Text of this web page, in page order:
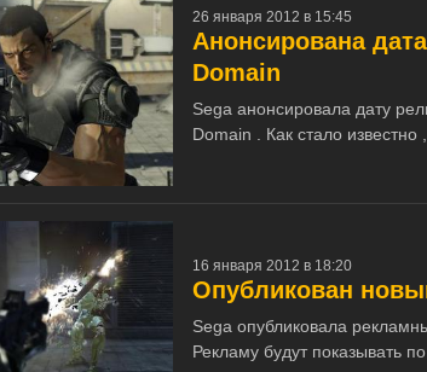
26 января 2012 в 15:45
Анонсирована
Domain
Sega анонсировала дату
Domain . Как стало
16 января 2012 в 18:20
Опубликован
Sega опубликовала
Рекламу будут показывать